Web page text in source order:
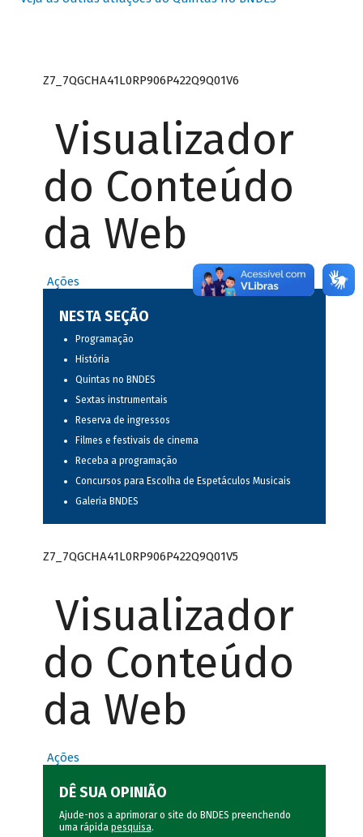
Z7_7QGCHA41L0RP906P422Q9Q01V6
Visualizador
do Conteúdo
da Web
Ações
NESTA SEÇÃO
Programação
História
Quintas no BNDES
Sextas instrumentais
Reserva de ingressos
Filmes e festivais de cinema
Receba a programação
Concursos para Escolha de Espetáculos Musicais
Galeria BNDES
Z7_7QGCHA41L0RP906P422Q9Q01V5
Visualizador
do Conteúdo
da Web
Ações
DÊ SUA OPINIÃO
Ajude-nos a aprimorar o site do BNDES preenchendo
uma rápida pesquisa.